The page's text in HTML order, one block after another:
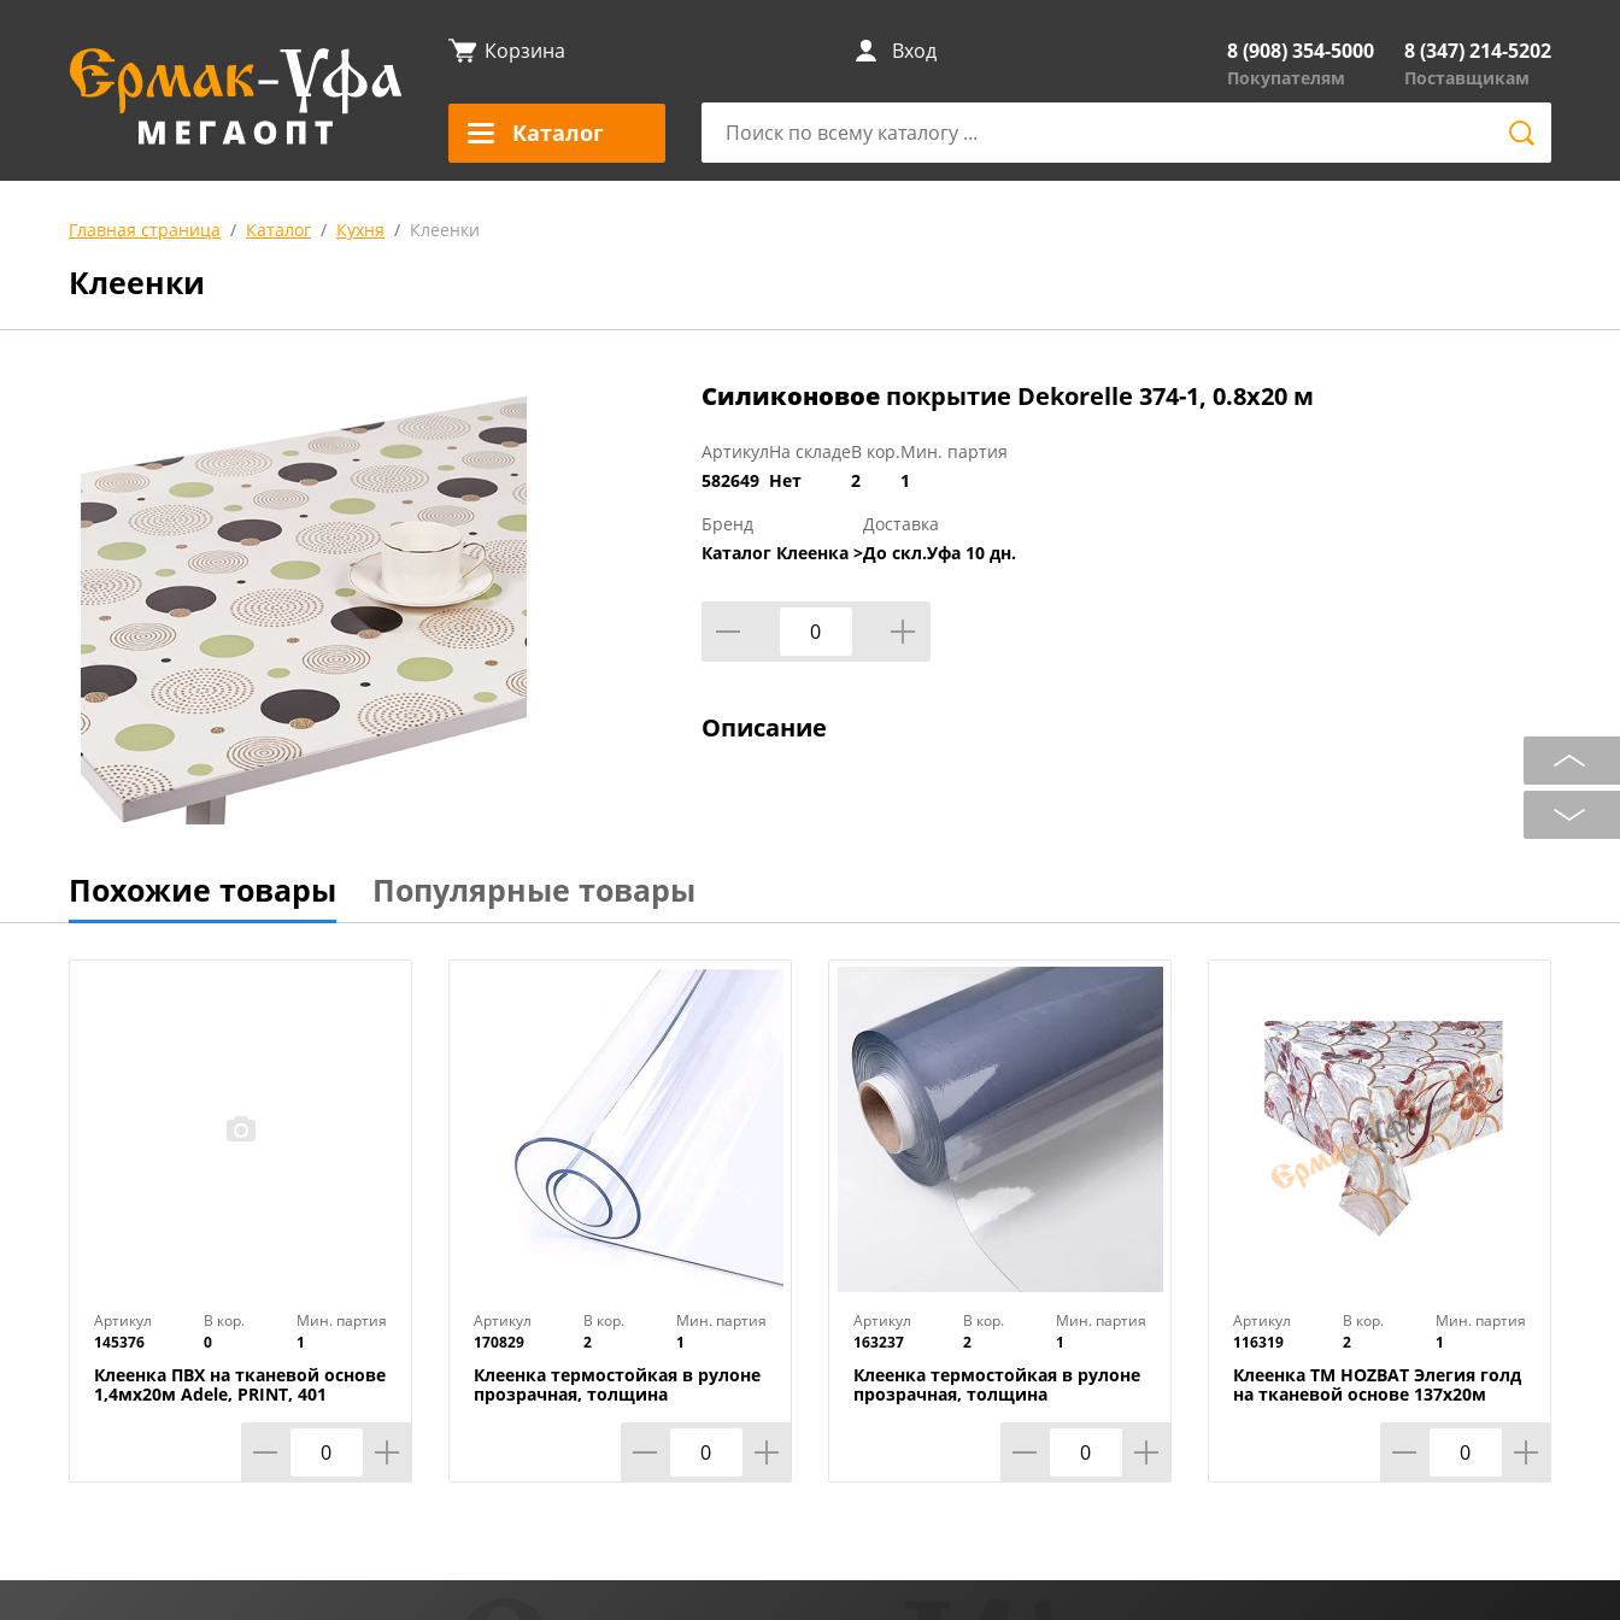
Корзина Вход 8 (908) 354-5000
Покупателям
8 (347) 214-5202
Поставщикам
Каталог
Главная страница Каталог Кухня Клеенки
Клеенки
Силиконовое покрытие Dekorelle 374-1, 0.8x20 м
Артикул
582649
На складе
Нет
В кор.
2
Мин. партия
1
Бренд
Каталог Клеенка >
Доставка
До скл.Уфа 10 дн.
Описание
Похожие товары Популярные товары
Артикул
145376
В кор.
0
Мин. партия
1
Клеенка ПВХ на тканевой основе
1,4мх20м Adele, PRINT, 401
Артикул
170829
В кор.
2
Мин. партия
1
Клеенка термостойкая в рулоне
прозрачная, толщина
Артикул
163237
В кор.
2
Мин. партия
1
Клеенка термостойкая в рулоне
прозрачная, толщина
Артикул
116319
В кор.
2
Мин. партия
1
Клеенка TM HOZBAT Элегия голд
на тканевой основе 137х20м